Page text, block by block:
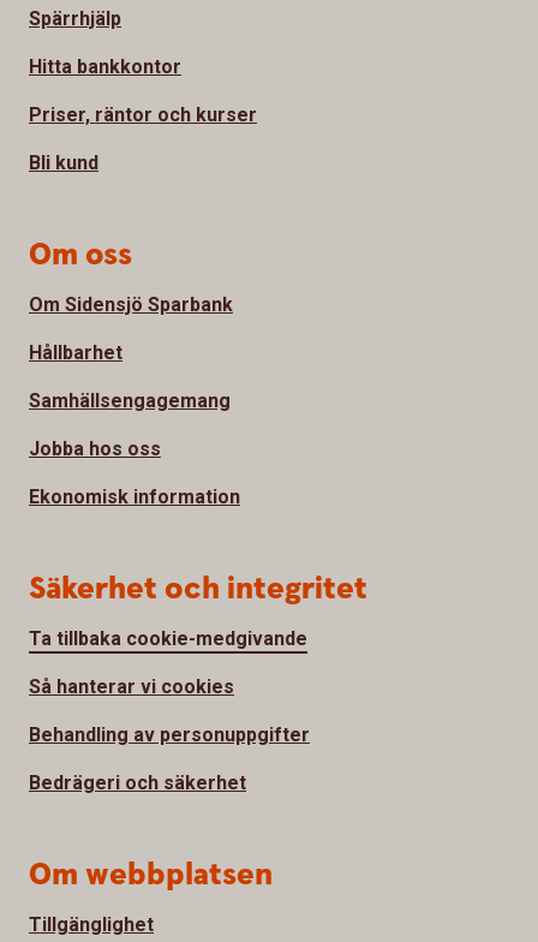
Spärrhjälp
Hitta bankkontor
Priser, räntor och kurser
Bli kund
Om oss
Om Sidensjö Sparbank
Hållbarhet
Samhällsengagemang
Jobba hos oss
Ekonomisk information
Säkerhet och integritet
Ta tillbaka cookie-medgivande
Så hanterar vi cookies
Behandling av personuppgifter
Bedrägeri och säkerhet
Om webbplatsen
Tillgänglighet